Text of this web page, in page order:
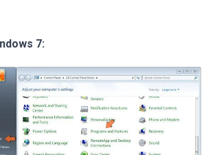
7: